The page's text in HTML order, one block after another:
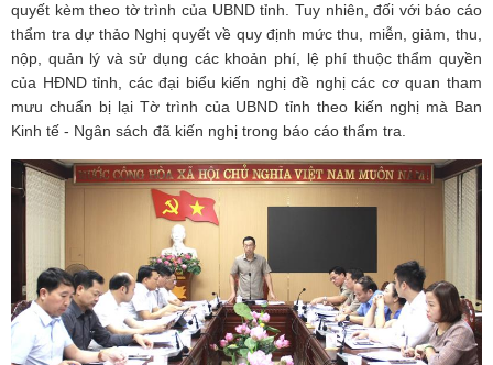
quyết kèm theo tờ trình của UBND tỉnh. Tuy nhiên, đối với báo cáo
thẩm tra dự thảo Nghị quyết về quy định mức thu, miễn, giảm, thu,
nộp, quản lý và sử dụng các khoản phí, lệ phí thuộc thẩm quyền
của HĐND tỉnh, các đại biểu kiến nghị đề nghị các cơ quan tham
mưu chuẩn bị lại Tờ trình của UBND tỉnh theo kiến nghị mà Ban
Kinh tế - Ngân sách đã kiến nghị trong báo cáo thẩm tra.